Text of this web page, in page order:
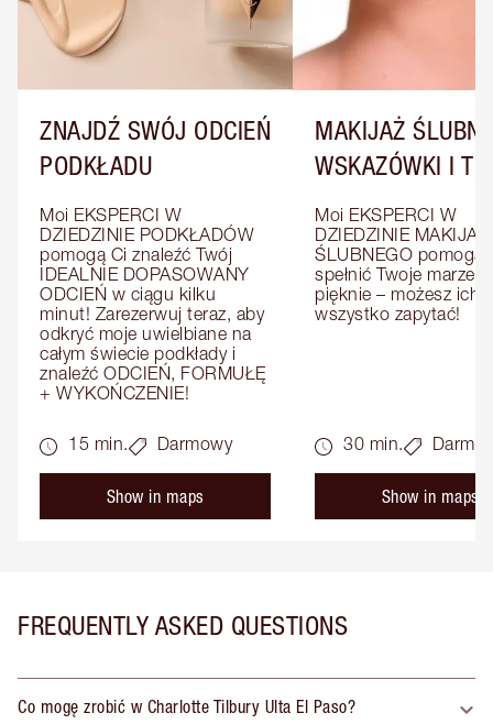
ZNAJDŹ SWÓJ ODCIEŃ
PODKŁADU
Moi EKSPERCI W
DZIEDZINIE PODKŁADÓW
pomogą Ci znaleźć Twój
IDEALNIE DOPASOWANY
ODCIEŃ w ciągu kilku
minut! Zarezerwuj teraz, aby
odkryć moje uwielbiane na
całym świecie podkłady i
znaleźć ODCIEŃ, FORMUŁĘ
+ WYKOŃCZENIE!
15 min. Darmowy
Show in maps
MAKIJAŻ
WSKAZÓWKI I
Moi EKSPERCI W
DZIEDZINIE
ŚLUBNEGO pomogą
spełnić Twoje
pięknie – możesz ich
wszystko zapytać!
30 min.
Show in maps
FREQUENTLY ASKED QUESTIONS
Co mogę zrobić w Charlotte Tilbury Ulta El Paso?